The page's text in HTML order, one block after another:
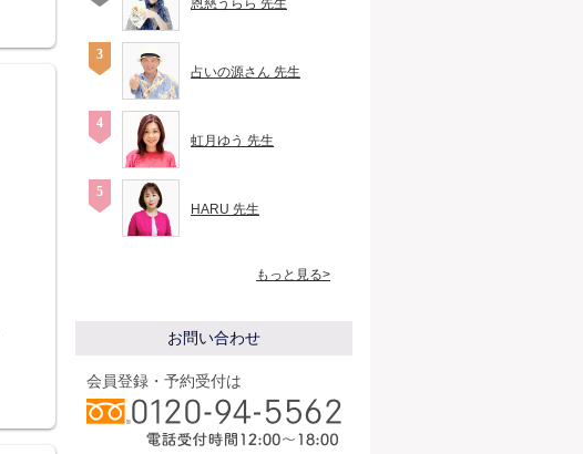
恩慈うらら 先生
占いの源さん 先生
虹月ゆう 先生
HARU 先生
もっと見る>
お問い合わせ
会員登録・予約受付は